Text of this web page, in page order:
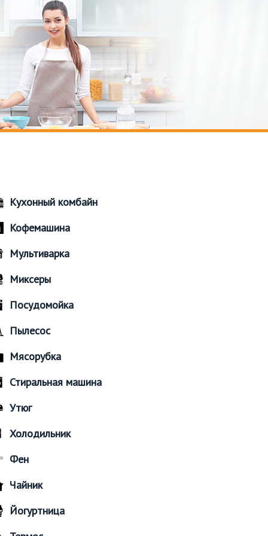
Кухонный комбайн
Кофемашина
Мультиварка
Миксеры
Посудомойка
Пылесос
Мясорубка
Стиральная машина
Утюг
Холодильник
Фен
Чайник
Йогуртница